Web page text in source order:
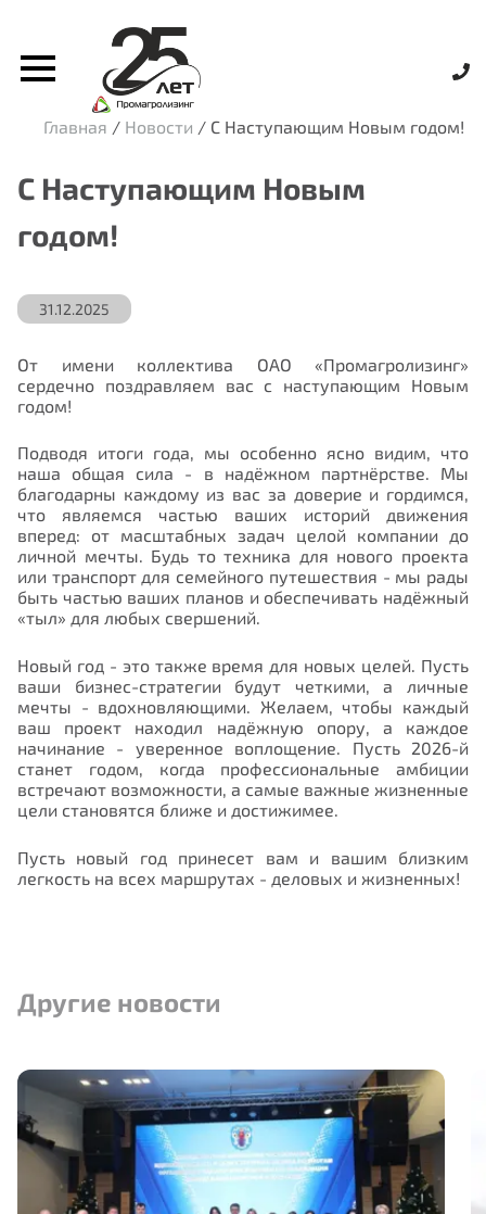
Главная / Новости / С Наступающим Новым годом!
С Наступающим Новым
годом!
31.12.2025
От имени коллектива ОАО «Промагролизинг»
сердечно поздравляем вас с наступающим Новым
годом!
Подводя итоги года, мы особенно ясно видим, что
наша общая сила - в надёжном партнёрстве. Мы
благодарны каждому из вас за доверие и гордимся,
что являемся частью ваших историй движения
вперед: от масштабных задач целой компании до
личной мечты. Будь то техника для нового проекта
или транспорт для семейного путешествия - мы рады
быть частью ваших планов и обеспечивать надёжный
«тыл» для любых свершений.
Новый год - это также время для новых целей. Пусть
ваши бизнес-стратегии будут четкими, а личные
мечты - вдохновляющими. Желаем, чтобы каждый
ваш проект находил надёжную опору, а каждое
начинание - уверенное воплощение. Пусть 2026-й
станет годом, когда профессиональные амбиции
встречают возможности, а самые важные жизненные
цели становятся ближе и достижимее.
Пусть новый год принесет вам и вашим близким
легкость на всех маршрутах - деловых и жизненных!
Другие новости